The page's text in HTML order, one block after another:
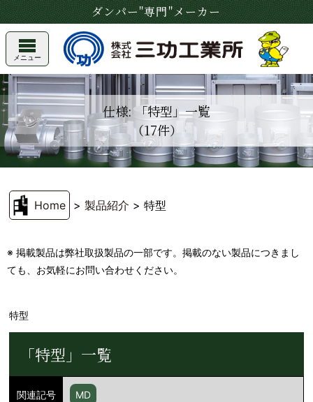
ダンパー"専門"メーカー
メニュー
仕様: 「特型」一覧
（17件）
Home >製品紹介 >特型
※ 掲載製品は弊社取扱製品の一部です。掲載のない製品につきまし
ても、お気軽にお問い合わせください。
特型
「特型」一覧
関連記号 MD